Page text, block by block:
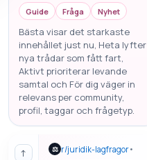
Guide Fråga Nyhet
Bästa visar det starkaste
innehållet just nu, Heta lyfter
nya trådar som fått fart,
Aktivt prioriterar levande
samtal och För dig väger in
relevans per community,
profil, taggar och frågetyp.
↑ ⚖ r/juridik-lagfragor•